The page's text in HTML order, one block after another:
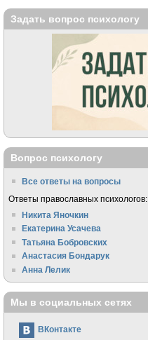
Задать вопрос психологу
Вопрос психологу
Все ответы на вопросы
Ответы православных психологов:
Никита Яночкин
Екатерина Усачева
Татьяна Бобровских
Анастасия Бондарук
Анна Лелик
Мы в социальных сетях
ВКонтакте